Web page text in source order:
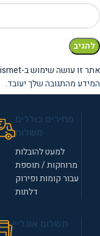
אתר זו עושה שימוש ב-Akismet כדי לסנן תגובות זבל.
המידע מהתגובה שלך יעובד.
למעט להובלות
מרוחקות / תוספת
עבור קומות ופירוק
דלתות